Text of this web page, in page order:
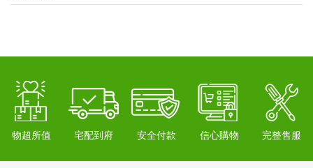
物超所值 宅配到府 安全付款 信心購物 完整售服